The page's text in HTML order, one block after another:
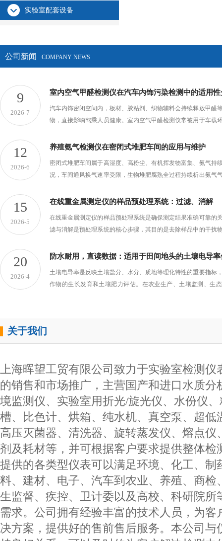
实验室配套设备
公司新闻 COMPANY NEWS
9
2026-7
室内空气甲醛检测仪在汽车内饰污染检测中的适用性
汽车内饰密闭空间内，板材、胶粘剂、织物辅料会持续释放甲醛
物，直接影响驾乘人员健康。室内空气甲醛检测仪常被用于车载
适用性需结合场景特性系统性评估。从场...
12
2026-6
养殖氨气检测仪在密闭式堆肥车间的应用与维护
密闭式堆肥车间属于高湿度、高粉尘、有机挥发物富集、氨气持
况，车间通风换气速率受限，生物堆肥腐熟全过程持续析出氨气
仪依托气路前置过滤、抗气相交叉干扰、...
15
2026-5
在线重金属测定仪的样品预处理系统：过滤、消解
在线重金属测定仪的样品预处理系统是确保测定结果准确可靠的
滤与消解是预处理系统的核心步骤，其目的是去除样品中的干扰
悬浮颗粒物、杂质等干扰物质，避免这些...
20
2026-4
防水耐用，直读数据：适用于田间地头的土壤电导率
土壤电导率是反映土壤盐分、水分、质地等理化特性的重要指标
作物的生长发育和土壤肥力评估。在农业生产、土壤监测、生
关于我们
上海晖望工贸有限公司致力于实验室检测
的销售和市场推广，主营国产和进口水质分
境监测仪、实验室用折光/旋光仪、水份仪
槽、比色计、烘箱、纯水机、真空泵、超低
高压灭菌器、清洗器、旋转蒸发仪、熔点仪
剂及耗材等，并可根据客户要求提供整体检
提供的各类型仪表可以满足环境、化工、制
料、建材、电子、汽车到农业、养殖、商检
生监督、疾控、卫计委以及高校、科研院所
需求。公司拥有经验丰富的技术人员，为客
决方案，提供好的售前售后服务。本公司与